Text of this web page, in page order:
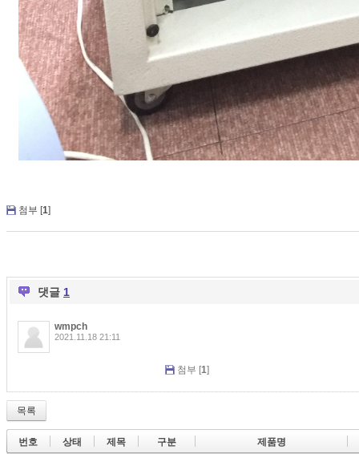
첨부 [1]
댓글 1
wmpch
2021.11.18 21:11
첨부 [1]
목록
번호 상태 제목 구분 제품명